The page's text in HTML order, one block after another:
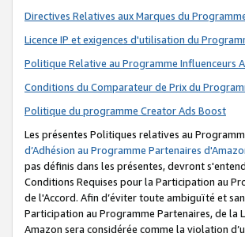
Directives Relatives aux Marques du
Licence IP et exigences d'utilisation du
Politique Relative au Programme Influenceurs
Conditions du Comparateur de Prix du
Politique du programme Creator Ads Boost
Les présentes Politiques relatives au
d’Adhésion au Programme Partenaires
pas définis dans les présentes, devront
Conditions Requises pour la Participation au
de l'Accord. Afin d’éviter toute ambiguïté et
Participation au Programme Partenaires, de la
Amazon sera considérée comme la violation